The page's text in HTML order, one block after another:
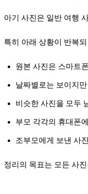
아기 사진은 일반 여행
특히 아래 상황이 반복
원본 사진은 스마트
날짜별로는 보이지
비슷한 사진을 모두
부모 각각의 휴대폰
조부모에게 보낸 사
정리의 목표는 모든 사